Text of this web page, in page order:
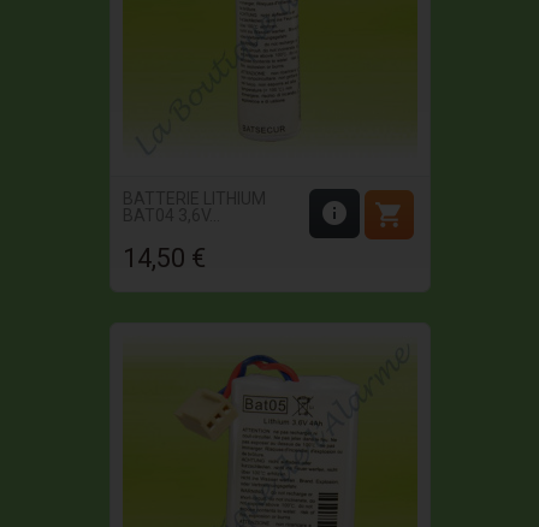
 
Prix
14,50 €